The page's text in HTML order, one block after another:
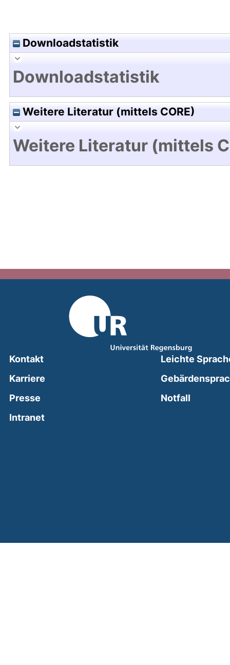
Downloadstatistik
Downloadstatistik
Weitere Literatur (mittels CORE)
Weitere Literatur (mittels
Kontakt
Karriere
Presse
Intranet(external link, opens in a new window)
Leichte
Notfall